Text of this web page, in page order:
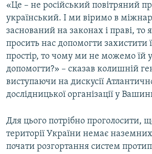
«Це – не російський повітряний
український. І ми віримо в
заснований на законах і праві, то
просить нас допомогти захистити
простір, то чому ми не можемо їй
допомогти?» – сказав колишній
виступаючи на дискусії
дослідницької організації у
Для цього потрібно проголосити,
території України немає
почати розгортання систем